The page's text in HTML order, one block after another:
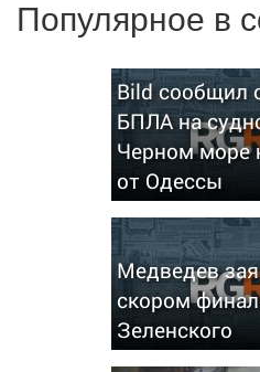
Популярное в
Bild сообщил
БПЛА на
Черном море
от Одессы
Медведев
скором
Зеленского